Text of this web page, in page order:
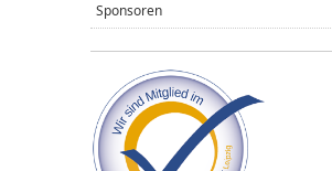
Sponsoren